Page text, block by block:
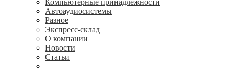
Компьютерные принадлежности
Автоаудиосистемы
Разное
Экспресс-склад
О компании
Новости
Статьи